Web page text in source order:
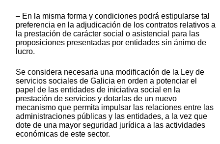
– En la misma forma y condiciones podrá estipularse tal
preferencia en la adjudicación de los contratos relativos a
la prestación de carácter social o asistencial para las
proposiciones presentadas por entidades sin ánimo de
lucro.
Se considera necesaria una modificación de la Ley de
servicios sociales de Galicia en orden a potenciar el
papel de las entidades de iniciativa social en la
prestación de servicios y dotarlas de un nuevo
mecanismo que permita impulsar las relaciones entre las
administraciones públicas y las entidades, a la vez que
dote de una mayor seguridad jurídica a las actividades
económicas de este sector.